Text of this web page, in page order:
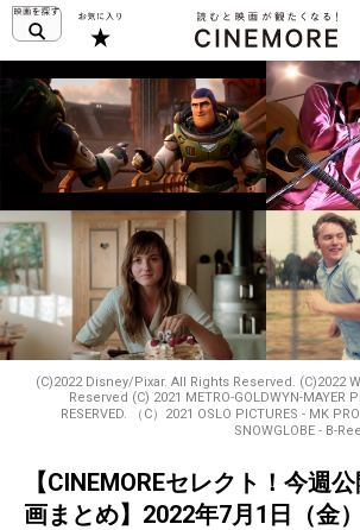
(C)2022 Disney/Pixar. All Rights Reserved. (C)2022
Reserved (C) 2021 METRO-GOLDWYN-MAYER
RESERVED. （C）2021 OSLO PICTURES - MK
SNOWGLOBE - B-
【CINEMOREセレクト！今週
画まとめ】2022年7月1日（金